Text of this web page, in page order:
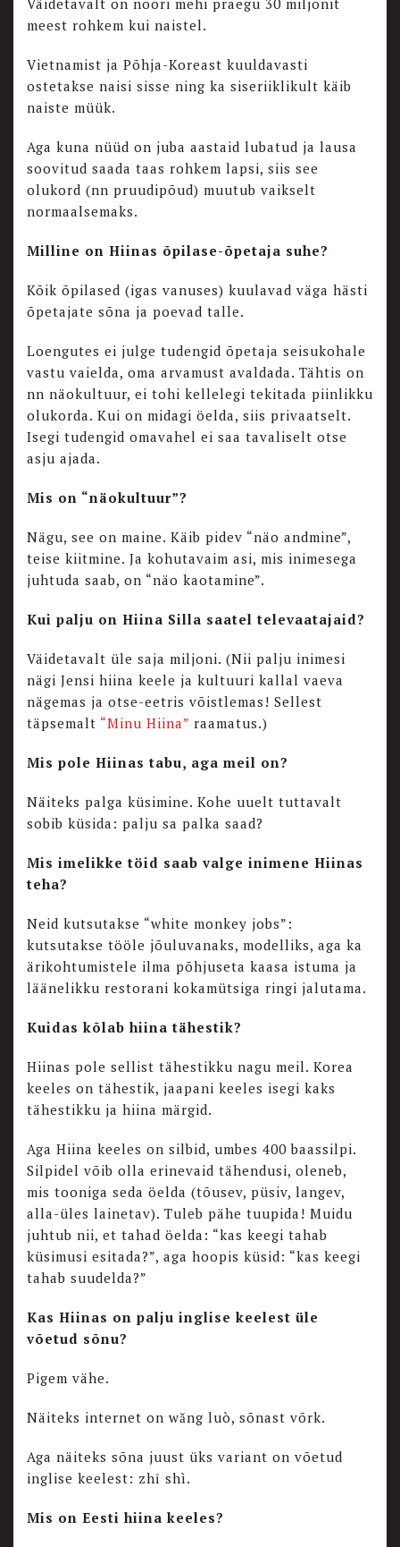
Väidetavalt on noori mehi praegu 30 miljonit
meest rohkem kui naistel.
Vietnamist ja Põhja-Koreast kuuldavasti
ostetakse naisi sisse ning ka siseriiklikult käib
naiste müük.
Aga kuna nüüd on juba aastaid lubatud ja lausa
soovitud saada taas rohkem lapsi, siis see
olukord (nn pruudipõud) muutub vaikselt
normaalsemaks.
Milline on Hiinas õpilase-õpetaja suhe?
Kõik õpilased (igas vanuses) kuulavad väga hästi
õpetajate sõna ja poevad talle.
Loengutes ei julge tudengid õpetaja seisukohale
vastu vaielda, oma arvamust avaldada. Tähtis on
nn näokultuur, ei tohi kellelegi tekitada piinlikku
olukorda. Kui on midagi öelda, siis privaatselt.
Isegi tudengid omavahel ei saa tavaliselt otse
asju ajada.
Mis on “näokultuur”?
Nägu, see on maine. Käib pidev “näo andmine”,
teise kiitmine. Ja kohutavaim asi, mis inimesega
juhtuda saab, on “näo kaotamine”.
Kui palju on Hiina Silla saatel televaatajaid?
Väidetavalt üle saja miljoni. (Nii palju inimesi
nägi Jensi hiina keele ja kultuuri kallal vaeva
nägemas ja otse-eetris võistlemas! Sellest
täpsemalt “Minu Hiina” raamatus.)
Mis pole Hiinas tabu, aga meil on?
Näiteks palga küsimine. Kohe uuelt tuttavalt
sobib küsida: palju sa palka saad?
Mis imelikke töid saab valge inimene Hiinas
teha?
Neid kutsutakse “white monkey jobs”:
kutsutakse tööle jõuluvanaks, modelliks, aga ka
ärikohtumistele ilma põhjuseta kaasa istuma ja
läänelikku restorani kokamütsiga ringi jalutama.
Kuidas kõlab hiina tähestik?
Hiinas pole sellist tähestikku nagu meil. Korea
keeles on tähestik, jaapani keeles isegi kaks
tähestikku ja hiina märgid.
Aga Hiina keeles on silbid, umbes 400 baassilpi.
Silpidel võib olla erinevaid tähendusi, oleneb,
mis tooniga seda öelda (tõusev, püsiv, langev,
alla-üles lainetav). Tuleb pähe tuupida! Muidu
juhtub nii, et tahad öelda: “kas keegi tahab
küsimusi esitada?”, aga hoopis küsid: “kas keegi
tahab suudelda?”
Kas Hiinas on palju inglise keelest üle
võetud sõnu?
Pigem vähe.
Näiteks internet on wǎng luò, sõnast võrk.
Aga näiteks sõna juust üks variant on võetud
inglise keelest: zhī shì.
Mis on Eesti hiina keeles?